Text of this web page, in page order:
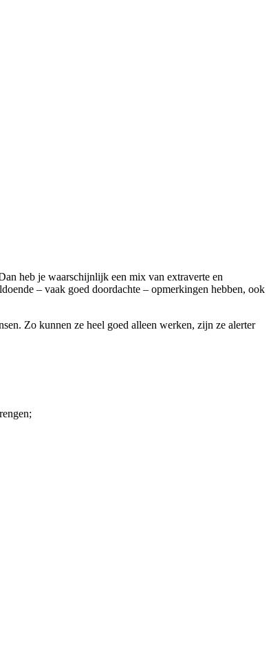
heb je waarschijnlijk een mix van extraverte en
– vaak goed doordachte – opmerkingen hebben, ook
Zo kunnen ze heel goed alleen werken, zijn ze alerter